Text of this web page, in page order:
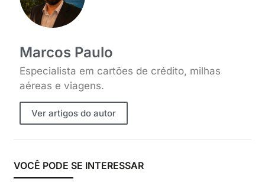
Marcos Paulo
Especialista em cartões de crédito, milhas
aéreas e viagens.
Ver artigos do autor
VOCÊ PODE SE INTERESSAR